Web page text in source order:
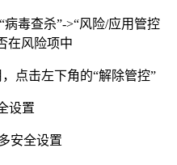
毒查杀”->“风险/应用管控
在风险项中
点击左下角的“解除管控”
设置
安全设置